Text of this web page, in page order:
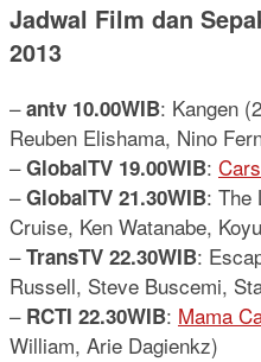
Jadwal Film dan
2013
–antv 10.00WIB: Kangen
Reuben Elishama, Nino
–GlobalTV 19.00WIB:
–GlobalTV 21.30WIB: The
Cruise, Ken Watanabe,
–TransTV 22.30WIB:
Russell, Steve Buscemi,
– RCTI 22.30WIB: Mama
William, Arie Dagienkz)